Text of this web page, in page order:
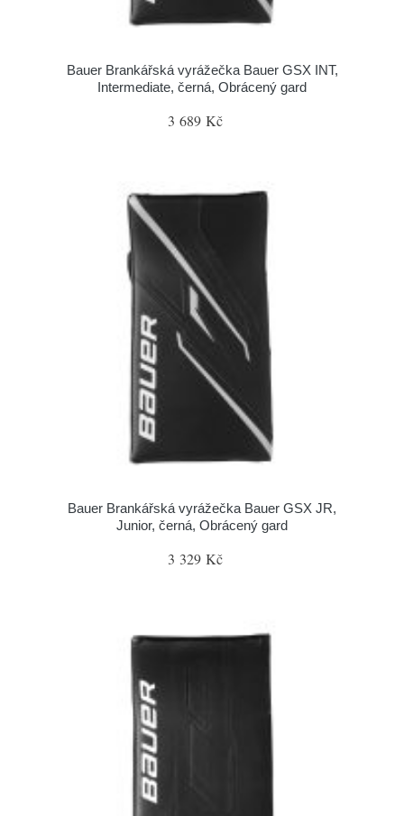
Bauer Brankářská vyrážečka Bauer GSX INT,
Intermediate, černá, Obrácený gard
3 689 Kč
Bauer Brankářská vyrážečka Bauer GSX JR,
Junior, černá, Obrácený gard
3 329 Kč